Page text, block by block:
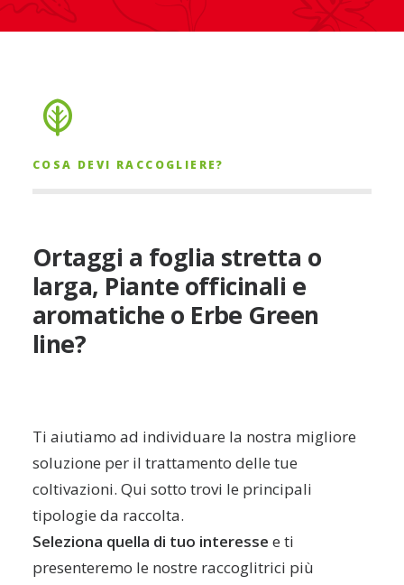
COSA DEVI RACCOGLIERE?
Ortaggi a foglia stretta o
larga, Piante officinali e
aromatiche o Erbe Green
line?
Ti aiutiamo ad individuare la nostra migliore
soluzione per il trattamento delle tue
coltivazioni. Qui sotto trovi le principali
tipologie da raccolta.
Seleziona quella di tuo interesse e ti
presenteremo le nostre raccoglitrici più